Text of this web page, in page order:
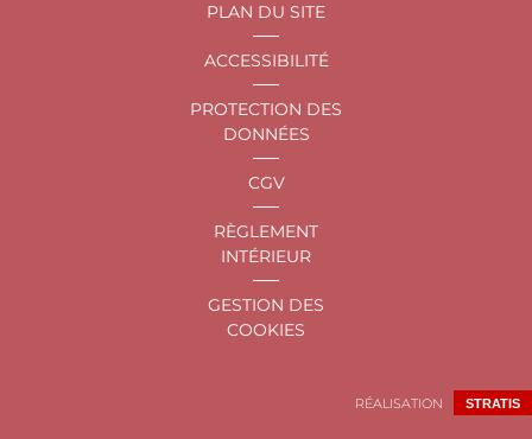
PLAN DU SITE
ACCESSIBILITÉ
PROTECTION DES
DONNÉES
CGV
RÈGLEMENT
INTÉRIEUR
GESTION DES
COOKIES
RÉALISATION STRATIS